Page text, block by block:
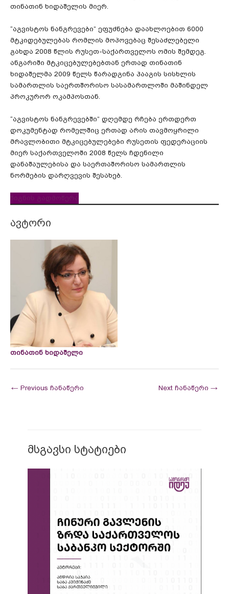
თინათინ ხიდაშელის მიერ.
“აგვისტოს ნანგრევები” ეფუძნება დაახლოებით 6000
მტკიდებულებას რომლის მოპოვებაც შესაძლებელი
გახდა 2008 წლის რუსეთ-საქართველოს ომის შემდეგ.
ანგარიში მტკიცებულებებთან ერთად თინათინ
ხიდაშელმა 2009 წელს წარადგინა ჰააგის სისხლის
სამართლის საერთშორისო სასამართლოში მაშინდელ
პროკურორ ოკამპოსთან.
“აგვისტოს ნანგრევებში” დღემდე რჩება ერთდერთ
დოკუმენტად რომელშიც ერთად არის თავმოყრილი
მრავლობითი მტკიცებულებები რუსეთის ფედერაციის
მიერ საქართველოში 2008 წელს ჩდენილი
დანაშაულებისა და საერთაშორისო სამართლის
ნორმების დარღვევის შესახებ.
წიგნის გადმოწერა
ავტორი
თინათინ ხიდაშელი
← Previous ჩანაწერი Next ჩანაწერი →
მსგავსი სტატიები